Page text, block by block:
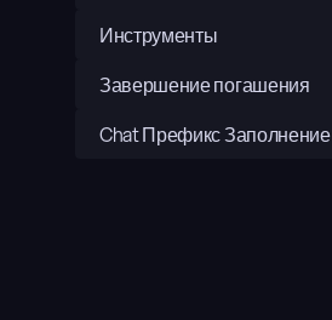
Инструменты
Завершение погашения
Chat Префикс Заполнение